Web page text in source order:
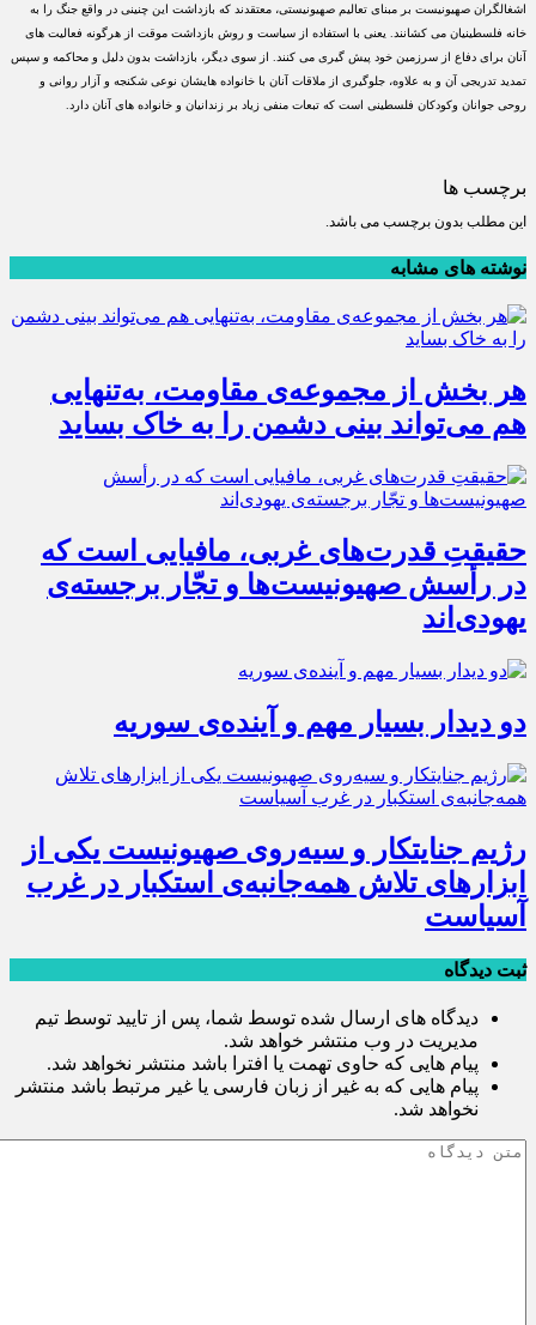
اشغالگران صهیونیست بر مبنای تعالیم صهیونیستی، معتقدند که بازداشت این چنینی در واقع جنگ را به
خانه فلسطینیان می کشانند. یعنی با استفاده از سیاست و روش بازداشت موقت از هرگونه فعالیت های
آنان برای دفاع از سرزمین خود پیش گیری می کنند. از سوی دیگر، بازداشت بدون دلیل و محاکمه و سپس
تمدید تدریجی آن و به علاوه، جلوگیری از ملاقات آنان با خانواده هایشان نوعی شکنجه و آزار روانی و
روحی جوانان وکودکان فلسطینی است که تبعات منفی زیاد بر زندانیان و خانواده های آنان دارد.
برچسب ها
این مطلب بدون برچسب می باشد.
نوشته های مشابه
هر بخش از مجموعه‌ی مقاومت، به‌تنهایی
هم می‌تواند بینی دشمن را به خاک بساید
حقیقتِ قدرت‌های غربی، مافیایی است که
در رأسش صهیونیست‌ها و تجّار برجسته‌ی
یهودی‌اند
دو دیدار بسیار مهم و آینده‌ی سوریه
رژیم جنایتکار و سیه‌‌روی صهیونیست یکی از
ابزارهای تلاش همه‌جانبه‌ی استکبار در غرب
آسیاست
ثبت دیدگاه
دیدگاه های ارسال شده توسط شما، پس از تایید توسط تیم
مدیریت در وب منتشر خواهد شد.
پیام هایی که حاوی تهمت یا افترا باشد منتشر نخواهد شد.
پیام هایی که به غیر از زبان فارسی یا غیر مرتبط باشد منتشر
نخواهد شد.